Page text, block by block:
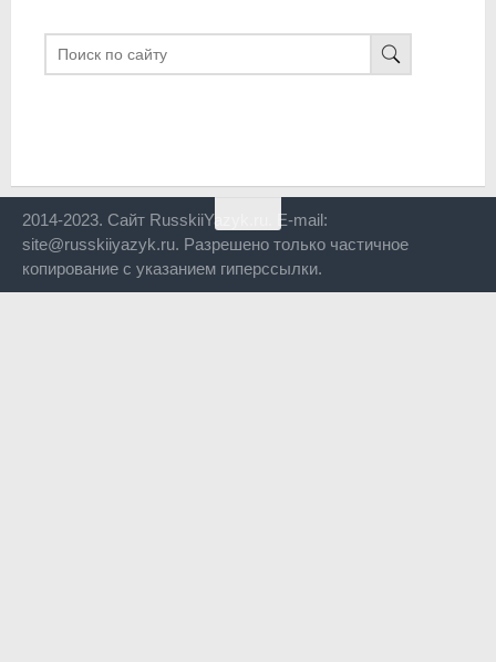
2014-2023. Сайт RusskiiYazyk.ru. E-mail:
site@russkiiyazyk.ru. Разрешено только частичное
копирование с указанием гиперссылки.